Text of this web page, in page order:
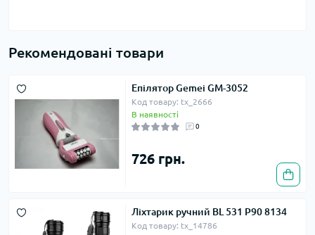
Рекомендовані товари
Епілятор Gemei GM-3052
Код товару: tx_2666
В наявності
0
726 грн.
Ліхтарик ручний BL 531 P90 8134
Код товару: tx_14786